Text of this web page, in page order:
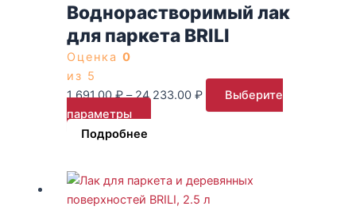
Воднорастворимый лак
для паркета BRILI
Оценка 0
из 5
1 691.00₽ – 24 233.00 ₽
Выберите
параметры
Подробнее